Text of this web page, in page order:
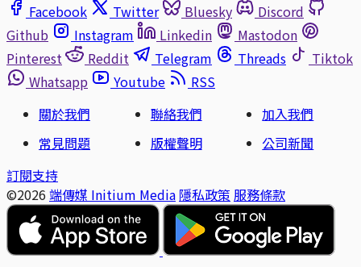
Facebook
Twitter Bluesky
Discord
Github
Instagram Linkedin
Mastodon
Pinterest
Reddit Telegram Threads
Tiktok
Whatsapp
Youtube
RSS
關於我們
聯絡我們
加入我們
常見問題
版權聲明
公司新聞
訂閱支持
©2026 端傳媒 Initium Media 隱私政策 服務條款